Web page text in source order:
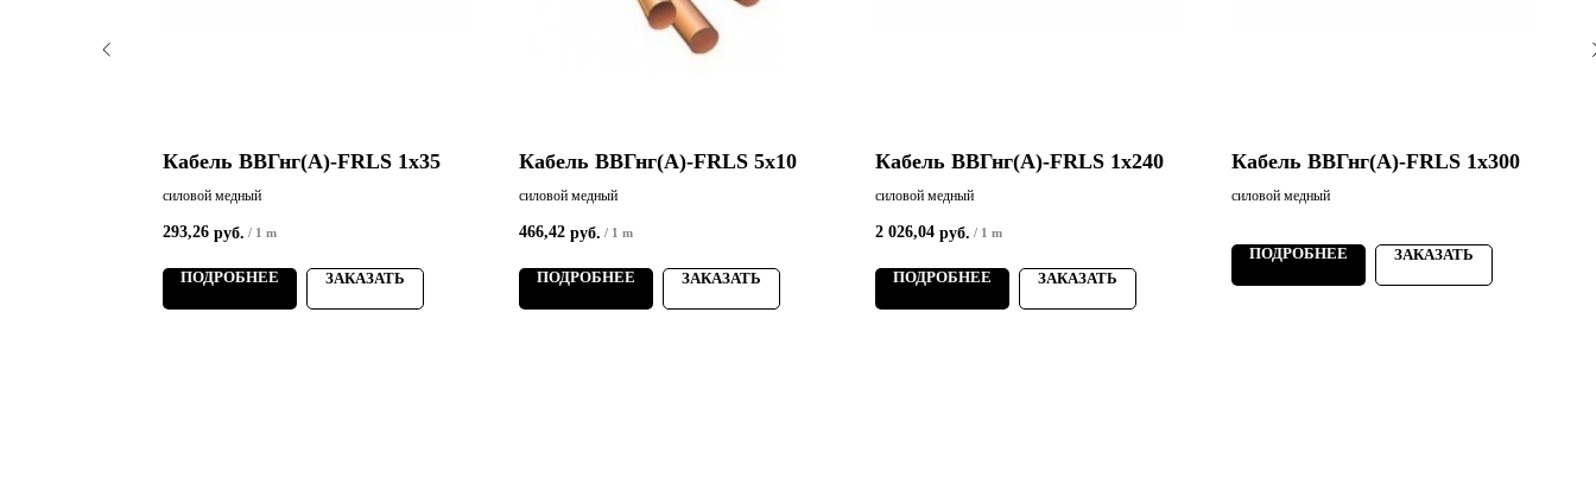
Кабель ВВГнг(А)-FRLS 1х35
силовой медный
293,26 руб. / 1 m
ПОДРОБНЕЕ ЗАКАЗАТЬ
Кабель ВВГнг(А)-FRLS 5х10
силовой медный
466,42 руб. / 1 m
ПОДРОБНЕЕ ЗАКАЗАТЬ
Кабель ВВГнг(А)-FRLS 1х240
силовой медный
2 026,04 руб. / 1 m
ПОДРОБНЕЕ ЗАКАЗАТЬ
Кабель ВВГнг(А)-FRLS 1х300
силовой медный
ПОДРОБНЕЕ ЗАКАЗАТЬ